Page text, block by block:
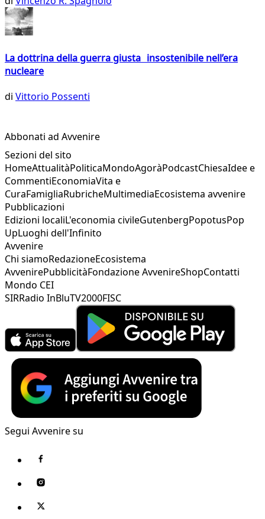
La dottrina della guerra giusta insostenibile nell’era
nucleare
di Vittorio Possenti
Abbonati ad Avvenire
Sezioni del sito
HomeAttualitàPoliticaMondoAgoràPodcastChiesaIdee e
CommentiEconomiaVita e
CuraFamigliaRubricheMultimediaEcosistema avvenire
Pubblicazioni
Edizioni localiL'economia civileGutenbergPopotusPop
UpLuoghi dell'Infinito
Avvenire
Chi siamoRedazioneEcosistema
AvvenirePubblicitàFondazione AvvenireShopContatti
Mondo CEI
SIRRadio InBluTV2000FISC
Segui Avvenire su